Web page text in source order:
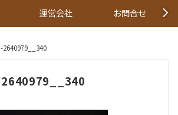
運営会社 お問合せ